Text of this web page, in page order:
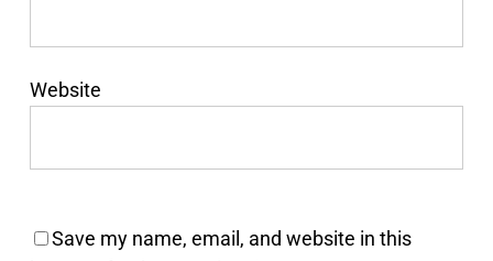
Website
Save my name, email, and website in this